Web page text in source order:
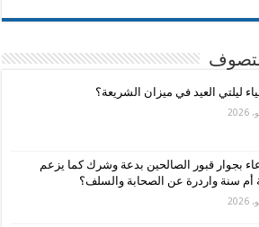
ليلتي العيد في ميزان الشريعة؟
بجوار قبور الصالحين بدعة وشرك كما يزعم
أم سنة واردرة عن الصحابة والسلف؟